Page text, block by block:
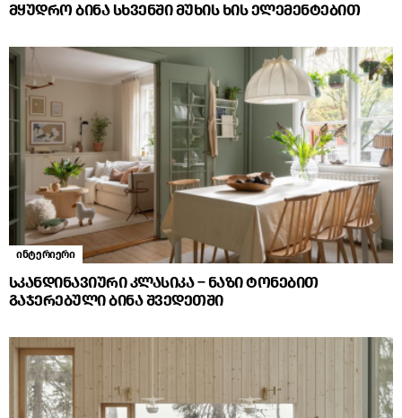
მყუდრო ბინა სხვენში მუხის ხის ელემენტებით
ინტერიერი
სკანდინავიური კლასიკა – ნაზი ტონებით
გაჯერებული ბინა შვედეთში